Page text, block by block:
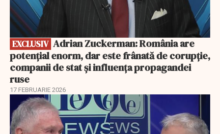
EXCLUSIV
potențial enorm, dar este frânată de corupție,
companii de stat și influența propagandei
ruse
17 FEBRUARIE 2026
EXCLUSIV